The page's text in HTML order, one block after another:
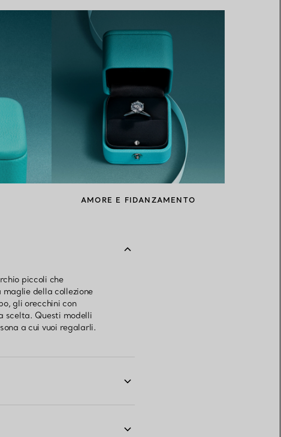
AMORE E FIDANZAMENTO
piccoli che
della collezione
gli orecchini con
scelta. Questi modelli
a cui vuoi regalarli.